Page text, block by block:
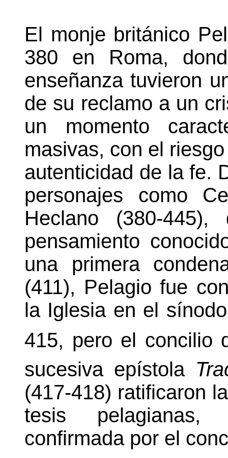
El monje británico
380 en Roma,
enseñanza tuvieron
de su reclamo a un
un momento
masivas, con el
autenticidad de la fe.
personajes como
Heclano (380-
pensamiento
una primera
(411), Pelagio fue
la Iglesia en el
415, pero el concilio
sucesiva epístola
(417-418) ratificaron
tesis pelagianas,
confirmada por el